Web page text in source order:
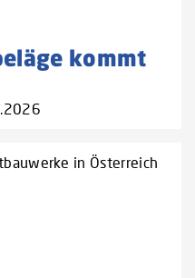
kommt
in Österreich